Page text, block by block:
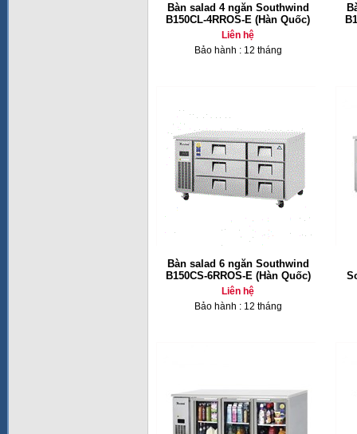
Bàn salad 4 ngăn Southwind
B150CL-4RROS-E (Hàn Quốc)
Liên hệ
Bảo hành : 12 tháng
Bàn salad 6 ngăn Southwind
B150CS-6RROS-E (Hàn Quốc)
Liên hệ
Bảo hành : 12 tháng